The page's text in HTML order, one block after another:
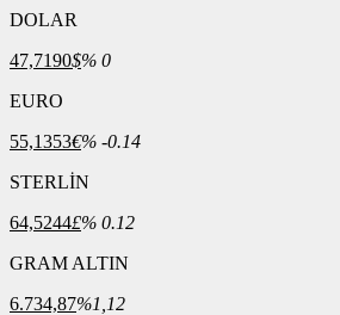
DOLAR
47,7190$% 0
EURO
55,1353€% -0.14
STERLİN
64,5244£% 0.12
GRAM ALTIN
6.734,87%1,12